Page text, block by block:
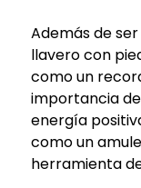
Además de
llavero con
como un
importancia
energía
como un
herramienta